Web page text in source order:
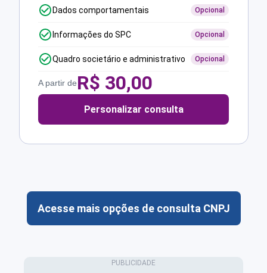
Dados comportamentais Opcional
Informações do SPC Opcional
Quadro societário e administrativo Opcional
A partir deR$ 30,00
Personalizar consulta
Acesse mais opções de consulta CNPJ